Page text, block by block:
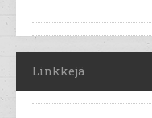
Linkkejä